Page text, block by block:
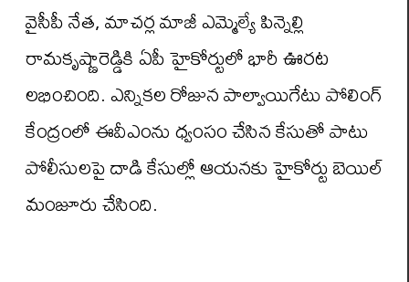
వైసీపీ నేత, మాచర్ల మాజీ ఎమ్మెల్యే పిన్నెల్లి
రామకృష్ణారెడ్డికి ఏపీ హైకోర్టులో భారీ ఊరట
లభించింది. ఎన్నికల రోజున పాల్వాయిగేటు పోలింగ్
కేంద్రంలో ఈవీఎంను ధ్వంసం చేసిన కేసుతో పాటు
పోలీసులపై దాడి కేసుల్లో ఆయనకు హైకోర్టు బెయిల్
మంజూరు చేసింది.